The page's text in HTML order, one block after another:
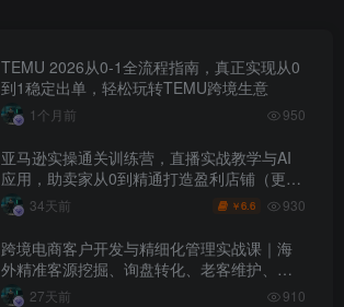
TEMU 2026从0-1全流程指南，真正实现从0
到1稳定出单，轻松玩转TEMU跨境生意
1个月前 950
亚马逊实操通关训练营，直播实战教学与AI
应用，助卖家从0到精通打造盈利店铺（更新
7月3日）
34天前 ￥6.6 930
跨境电商客户开发与精细化管理实战课｜海
外精准客源挖掘、询盘转化、老客维护、客
户分层全流程落地教程
27天前 910